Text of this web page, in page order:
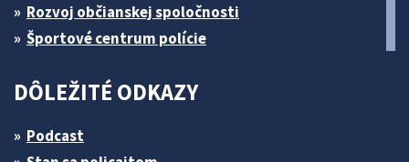
Rozvoj občianskej spoločnosti
Športové centrum polície
DÔLEŽITÉ ODKAZY
Podcast